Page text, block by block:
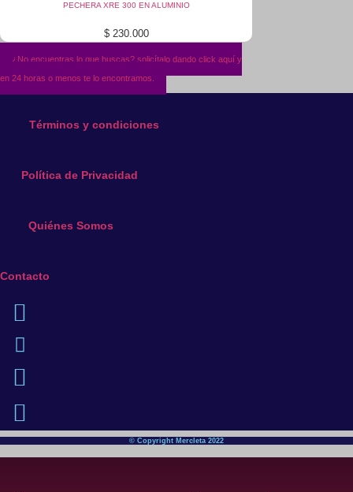
PECHERA XRE 300 EN ALUMINIO
$230.000
¿No encuentras lo que buscas? solicítalo dando click aquí y
en 24 horas o menos te lo encontramos.
Términos y condiciones
Política de Privacidad
Quiénes Somos
Contacto
© Copyright Mercleta 2022